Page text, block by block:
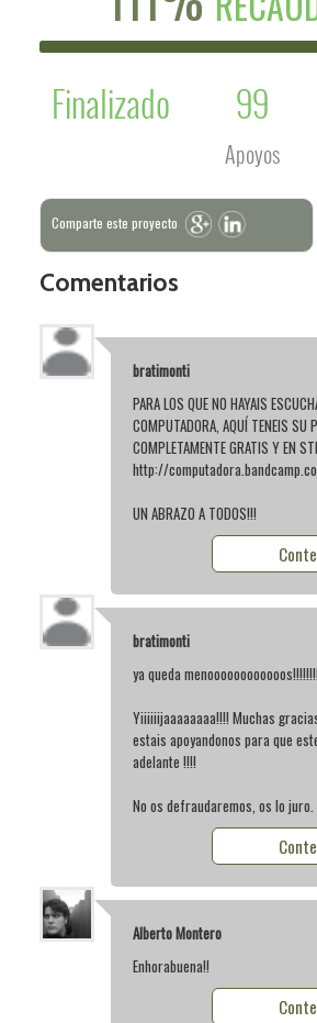
Finalizado
99
Apoyos
Comparte este proyecto
Comentarios
bratimonti
PARA LOS QUE NO HAYAIS
COMPUTADORA, AQUÍ TENEIS SU
COMPLETAMENTE GRATIS Y EN
http://
UN ABRAZO A TODOS!!!
bratimonti
ya queda
Yiiiiiijaaaaaaaa!!!! Muchas
estais apoyandonos para que
adelante !!!!
No os defraudaremos, os lo juro.
Alberto Montero
Enhorabuena!!